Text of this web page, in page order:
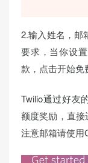
2.输入姓名，邮
要求，当你设
款，点击开始免
Twilio通过好友
额度奖励，直接
注意邮箱请使用